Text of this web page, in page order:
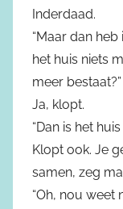
Inderdaad.
“Maar dan
het huis niets
meer bestaat?”
Ja, klopt.
“Dan is het
Klopt ook. Je
samen, zeg
“Oh, nou weet